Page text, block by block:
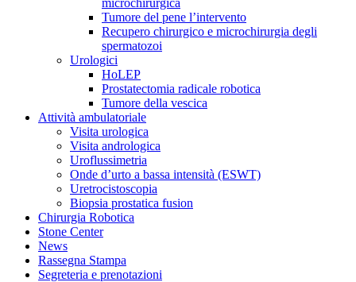
microchirurgica
Tumore del pene l’intervento
Recupero chirurgico e microchirurgia degli
spermatozoi
Urologici
HoLEP
Prostatectomia radicale robotica
Tumore della vescica
Attività ambulatoriale
Visita urologica
Visita andrologica
Uroflussimetria
Onde d’urto a bassa intensità (ESWT)
Uretrocistoscopia
Biopsia prostatica fusion
Chirurgia Robotica
Stone Center
News
Rassegna Stampa
Segreteria e prenotazioni